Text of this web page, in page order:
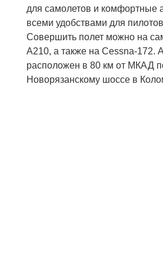
для самолетов и комфортные
всеми удобствами для
Совершить полет можно на
A210, а также на Cessna-172.
расположен в 80 км от МКАД
Новорязанскому шоссе в